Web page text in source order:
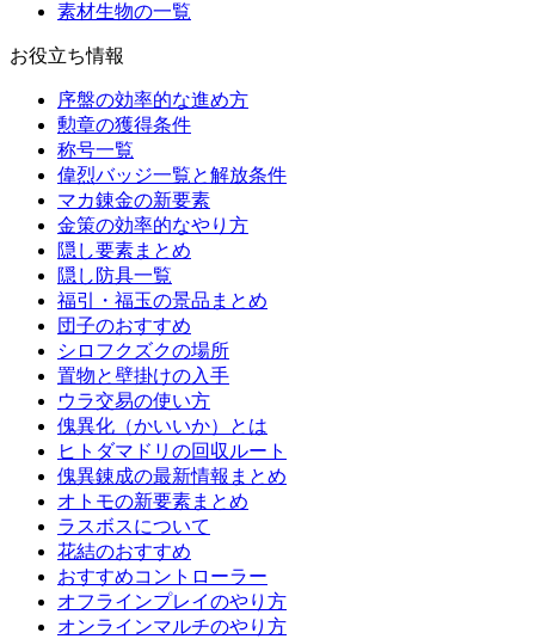
素材生物の一覧
お役立ち情報
序盤の効率的な進め方
勲章の獲得条件
称号一覧
偉烈バッジ一覧と解放条件
マカ錬金の新要素
金策の効率的なやり方
隠し要素まとめ
隠し防具一覧
福引・福玉の景品まとめ
団子のおすすめ
シロフクズクの場所
置物と壁掛けの入手
ウラ交易の使い方
傀異化（かいいか）とは
ヒトダマドリの回収ルート
傀異錬成の最新情報まとめ
オトモの新要素まとめ
ラスボスについて
花結のおすすめ
おすすめコントローラー
オフラインプレイのやり方
オンラインマルチのやり方